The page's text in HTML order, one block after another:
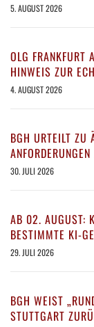
5. AUGUST 2026
OLG FRANKFURT
HINWEIS ZUR
4. AUGUST 2026
BGH URTEILT ZU
30. JULI 2026
AB 02. AUGUST:
BESTIMMTE KI-
29. JULI 2026
BGH WEIST
STUTTGART